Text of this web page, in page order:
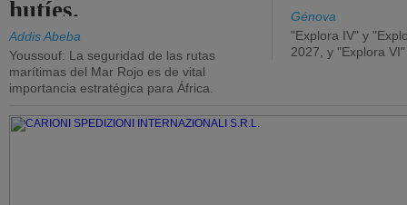
hutíes.
Addis Abeba
Youssouf: La seguridad de las rutas
marítimas del Mar Rojo es de vital
importancia estratégica para África.
Génova
"Explora IV" y
2027, y "Explora